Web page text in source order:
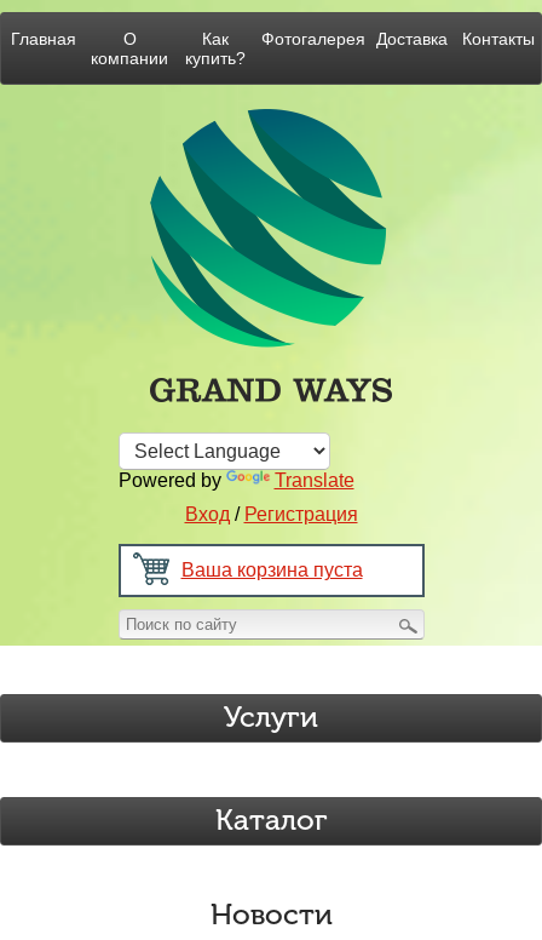
Главная
О
компании
Как
купить?
Фотогалерея Доставка Контакты
Powered by
Translate
Вход / Регистрация
Ваша корзина пуста
Услуги
Каталог
Новости